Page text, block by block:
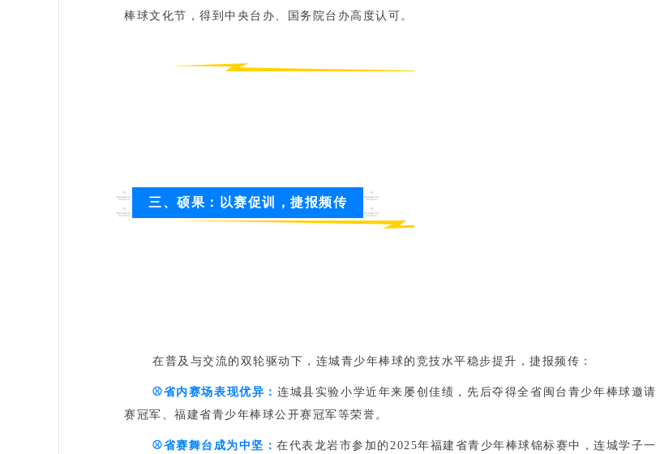
棒球文化节，得到中央台办、国务院台办高度认可。
三、硕果：以赛促训，捷报频传‌
在普及与交流的双轮驱动下，连城青少年棒球的竞技水平稳步提升，捷报频传：
⚾️省内赛场表现优异‌：连城县实验小学近年来屡创佳绩，先后夺得全省闽台青少年棒球邀请
赛冠军、福建省青少年棒球公开赛冠军等荣誉。
⚾️省赛舞台成为中坚‌：在代表龙岩市参加的2025年福建省青少年棒球锦标赛中，连城学子一